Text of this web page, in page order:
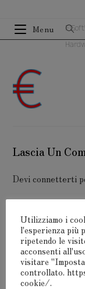
contenuto
Menu
Lascia Un
Deviconnetterti
Utilizziamo i
l'esperienza più
ripetendo le
acconsenti
visitare
controllato.
cookie/.